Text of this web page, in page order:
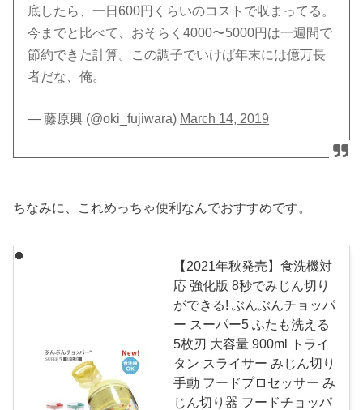
底したら、一日600円くらいのコストで収まってる。
今までと比べて、おそらく4000〜5000円は一週間で
節約できた計算。この調子でいけば年末には億万長
者だな、俺。
— 藤原興 (@oki_fujiwara) March 14, 2019
ちなみに、これめっちゃ便利なんでおすすめです。
【2021年秋発売】食洗機対
応 強化版 8秒でみじん切り
ができる! ぶんぶんチョッパ
ー スーパー5 ふたも洗える
5枚刃 大容量 900ml トライ
タン スライサー みじん切り
手動 フードプロセッサー み
じん切り器 フードチョッパ